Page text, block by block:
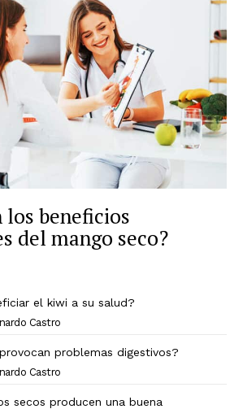
los beneficios
del mango seco?
el kiwi a su salud?
Castro
problemas digestivos?
Castro
secos producen una buena